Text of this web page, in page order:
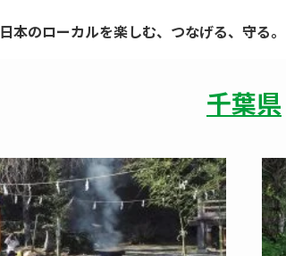
日本のローカルを楽しむ、つなげる、守る。
千葉県